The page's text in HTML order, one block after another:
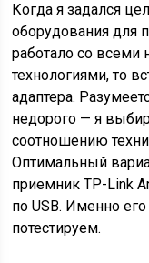
Когда я задался
оборудования для
работало со
технологиями, то
адаптера.
недорого — я
соотношению
Оптимальный
приемник TP-Link
по USB. Именно
потестируем.